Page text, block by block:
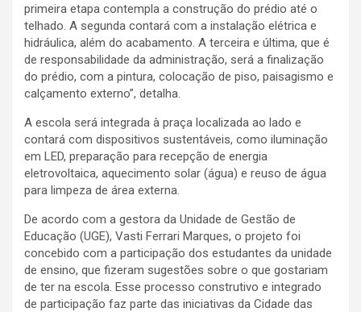
primeira etapa contempla a construção do prédio até o
telhado. A segunda contará com a instalação elétrica e
hidráulica, além do acabamento. A terceira e última, que é
de responsabilidade da administração, será a finalização
do prédio, com a pintura, colocação de piso, paisagismo e
calçamento externo”, detalha.
A escola será integrada à praça localizada ao lado e
contará com dispositivos sustentáveis, como iluminação
em LED, preparação para recepção de energia
eletrovoltaica, aquecimento solar (água) e reuso de água
para limpeza de área externa.
De acordo com a gestora da Unidade de Gestão de
Educação (UGE), Vasti Ferrari Marques, o projeto foi
concebido com a participação dos estudantes da unidade
de ensino, que fizeram sugestões sobre o que gostariam
de ter na escola. Esse processo construtivo e integrado
de participação faz parte das iniciativas da Cidade das